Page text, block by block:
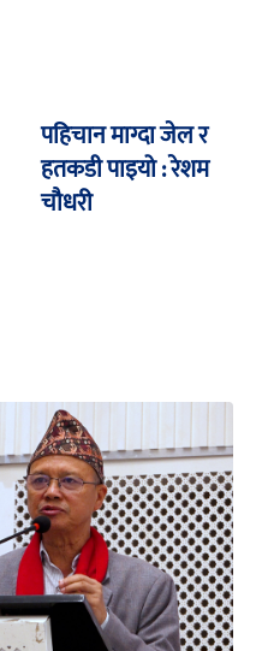
पहिचान माग्दा जेल र
हतकडी पाइयो : रेशम
चौधरी